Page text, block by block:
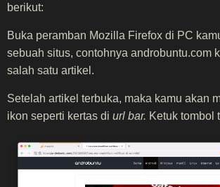
berikut:
Buka peramban Mozilla Firefox di PC
sebuah situs, contohnya androbuntu.com
salah satu artikel.
Setelah artikel terbuka, maka kamu akan
ikon seperti kertas di url bar. Ketuk tombol